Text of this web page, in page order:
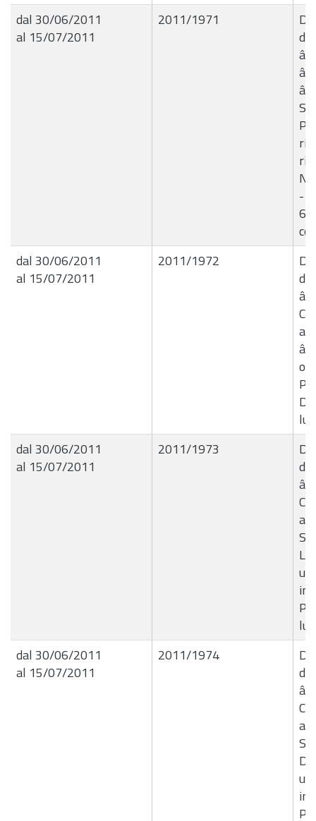
dal 30/06/2011
al 15/07/2011
2011/1971
-
dal 30/06/2011
al 15/07/2011
2011/1972
dal 30/06/2011
al 15/07/2011
2011/1973
in
dal 30/06/2011
al 15/07/2011
2011/1974
in